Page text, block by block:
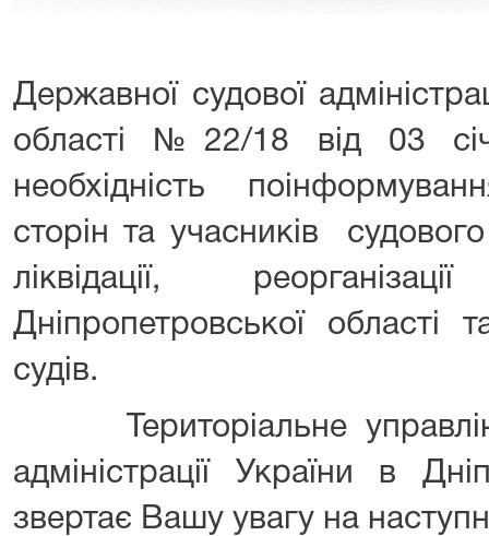
Державної судової
області №22/18 від 03
необхідність
сторін та учасників
ліквідації,
Дніпропетровської області
судів.
Територіальне
адміністрації України в
звертає Вашу увагу на